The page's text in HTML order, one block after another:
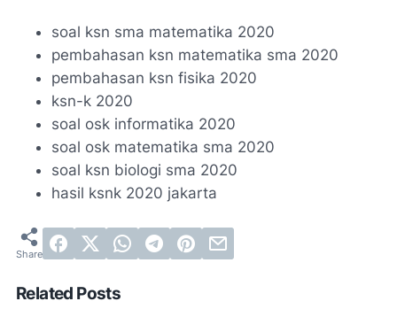
soal ksn sma matematika 2020
pembahasan ksn matematika sma 2020
pembahasan ksn fisika 2020
ksn-k 2020
soal osk informatika 2020
soal osk matematika sma 2020
soal ksn biologi sma 2020
hasil ksnk 2020 jakarta
Related Posts